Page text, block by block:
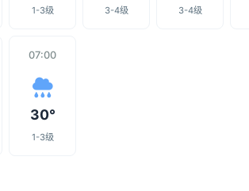
1-3级 3-4级 3-4级
07:00
30°
1-3级